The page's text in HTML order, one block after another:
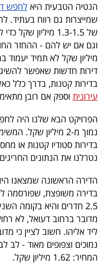
פודקאסט
40
UNDER
40
שיתופי
פעולה
ניוזלטרים
מייל
אדום
הנטיה הטבעית היא לחפש
שמייצרות גם רווח בעתיד.
של 1.3-1.5 מיליון
וגם אם יש להם - ההחזר
מיליון שקל לא תמיד יעמוד
בדירות קטנות, בדרך כלל
עירונית וספק אם רובן
הפרויקט הבא שלנו היה
נמוך מ-2 מיליון
בדירות סטודיו קטנות או
נטרלנו את הנתונים החריגים
הדירה הראשונה שמצאנו
בדירה משופצת, שפורסמה
מדובר ברחוב דעואל, לא
ליד אליהו. חשוב לציין כי
נמוכים וצפופים מאוד -
המחיר: 1.62 מיליון שקל.